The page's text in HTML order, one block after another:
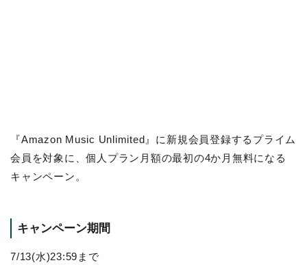
『Amazon Music Unlimited』に新規会員登録するプライム
会員を対象に、個人プラン月額の最初の4か月無料になる
キャンペーン。
キャンペーン期間
7/13(水)23:59まで